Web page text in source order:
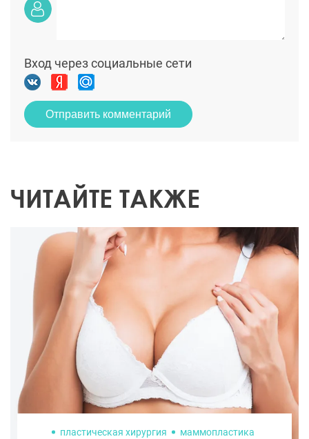
Вход через социальные сети
Отправить комментарий
ЧИТАЙТЕ ТАКЖЕ
пластическая хирургия
маммопластика